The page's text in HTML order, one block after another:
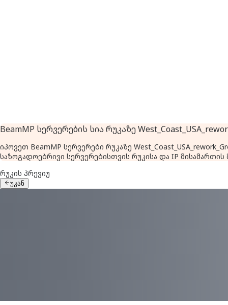
BeamMP სერვერების სია რუკაზე
იპოვეთ BeamMP სერვერები რუკაზე
საზოგადოებრივი სერვერებისთვის რუკისა და IP მისამართის
რუკის პრევიუ
უკან